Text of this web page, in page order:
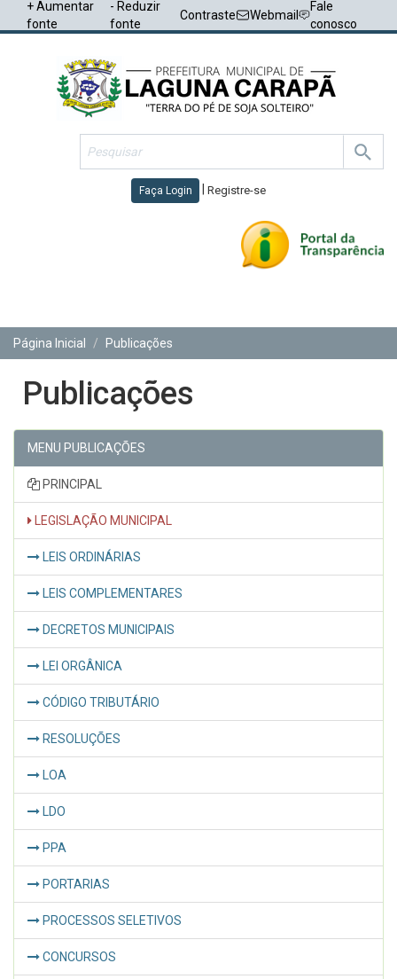
+ Aumentar
fonte
- Reduzir
fonte
Contraste Webmail
Fale
conosco
Faça Login Registre-se
Página Inicial
Publicações
Publicações
MENU PUBLICAÇÕES
PRINCIPAL
LEGISLAÇÃO MUNICIPAL
LEIS ORDINÁRIAS
LEIS COMPLEMENTARES
DECRETOS MUNICIPAIS
LEI ORGÂNICA
CÓDIGO TRIBUTÁRIO
RESOLUÇÕES
LOA
LDO
PPA
PORTARIAS
PROCESSOS SELETIVOS
CONCURSOS